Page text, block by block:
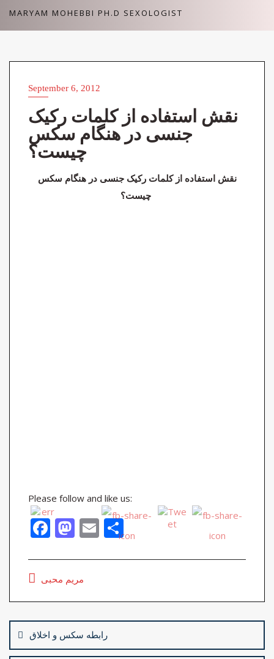
SkipMARYAM MOHEBBI PH.D SEXOLOGIST
September 6, 2012
نقش استفاده از کلمات رکیک
جنسی در هنگام سکس
چیست؟
نقش استفاده از کلمات رکیک جنسی در هنگام سکس
Please follow and like us:
F
ac
e
b
o
o
k
M
as
to
d
o
n
E
m
ai
S
h
ar مریم محبی
navigation
رابطه سکس و اخلاق